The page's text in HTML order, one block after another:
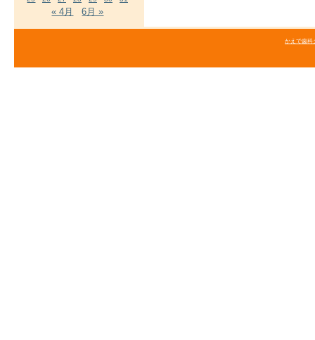
« 4月 6月 »
かえで歯科